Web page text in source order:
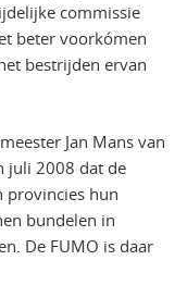
commissie
beter voorkómen
bestrijden ervan
Jan Mans van
juli 2008 dat de
provincies hun
bundelen in
De FUMO is daar